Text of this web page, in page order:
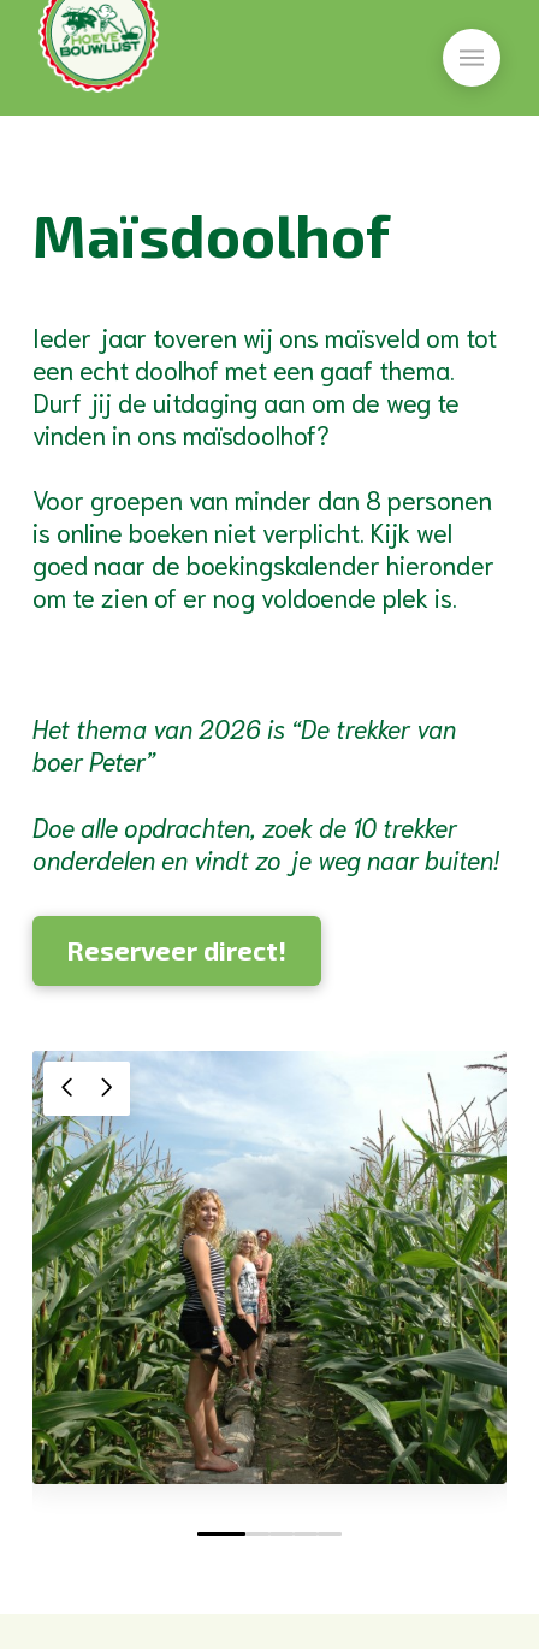
Maïsdoolhof
Ieder jaar toveren wij ons maïsveld om tot
een echt doolhof met een gaaf thema.
Durf jij de uitdaging aan om de weg te
vinden in ons maïsdoolhof?
Voor groepen van minder dan 8 personen
is online boeken niet verplicht. Kijk wel
goed naar de boekingskalender hieronder
om te zien of er nog voldoende plek is.
Het thema van 2026 is “De trekker van
boer Peter”
Doe alle opdrachten, zoek de 10 trekker
onderdelen en vindt zo je weg naar buiten!
Reserveer direct!
0 1 2 3 4